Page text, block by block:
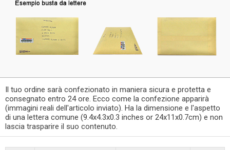
Il tuo ordine sarà confezionato in maniera sicura e protetta e
consegnato entro 24 ore. Ecco come la confezione apparirà
(immagini reali dell'articolo inviato). Ha la dimensione e l'aspetto
di una lettera comune (9.4x4.3x0.3 inches or 24x11x0.7cm) e non
lascia trasparire il suo contenuto.